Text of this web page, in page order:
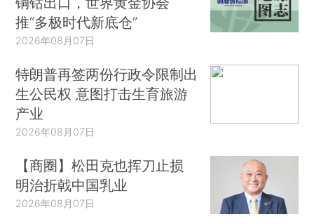
推“多极时代新底仓”
2026年08月07日
特朗普再签两份行政令限制出
生公民权 意图打击生育旅游
产业
2026年08月07日
【商圈】松田克也挥刀止损
明治折戟中国乳业
2026年08月07日